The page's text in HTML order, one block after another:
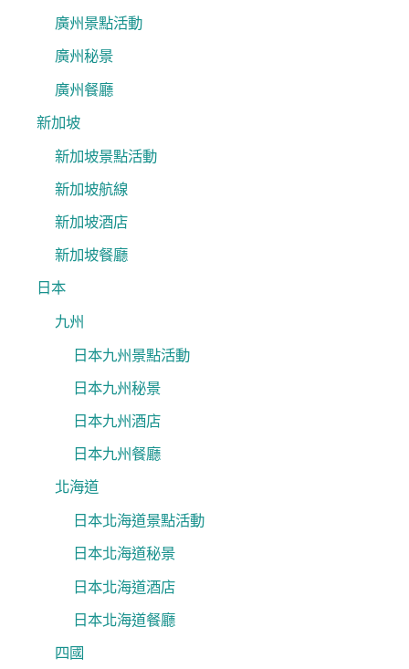
廣州景點活動
廣州秘景
廣州餐廳
新加坡
新加坡景點活動
新加坡航線
新加坡酒店
新加坡餐廳
日本
九州
日本九州景點活動
日本九州秘景
日本九州酒店
日本九州餐廳
北海道
日本北海道景點活動
日本北海道秘景
日本北海道酒店
日本北海道餐廳
四國